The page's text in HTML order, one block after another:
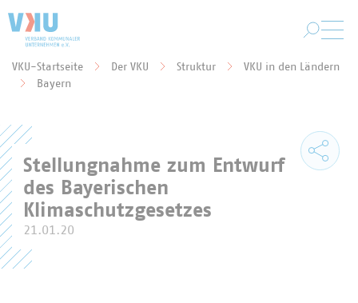
Sie befinden sich hier:
VKU-Startseite Der VKU Struktur
VKU in den Ländern
Bayern
Stellungnahme zum Entwurf
des Bayerischen
Klimaschutzgesetzes
21.01.20